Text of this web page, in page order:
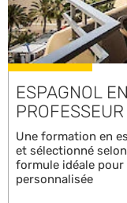
ESPAGNOL
Une formation en
et sélectionné
formule idéale
personnalisée